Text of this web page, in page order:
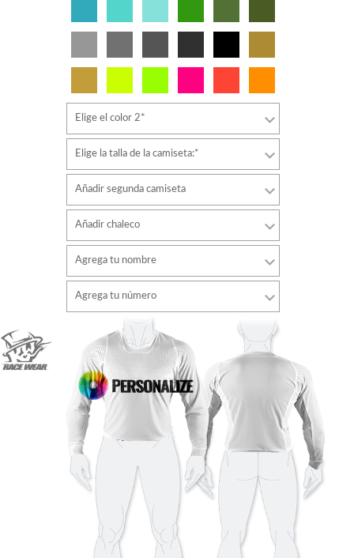
Elige el color 2*
Elige la talla de la camiseta:*
Añadir segunda camiseta
Añadir chaleco
Agrega tu nombre
Color de fuente
Color de contorno
Sin contorno
AÑADIR
Agrega tu número
estilo
Color de fuente
Color de contorno
AÑADIR